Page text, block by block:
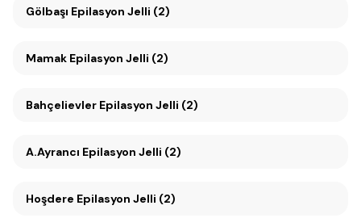
Gölbaşı Epilasyon Jelli (2)
Mamak Epilasyon Jelli (2)
Bahçelievler Epilasyon Jelli (2)
A.Ayrancı Epilasyon Jelli (2)
Hoşdere Epilasyon Jelli (2)